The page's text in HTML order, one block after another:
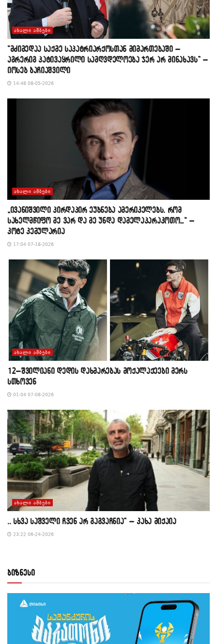
ᲐᲮᲐᲚᲘ ᲐᲛᲑᲔᲑᲘ
“მძიმედაა საქმე საპატრიარქოსთან მიმართებაში –
აგრერიგ პატივაყრილი სამღვდელოება ჯერ არ მინახავს” –
იოსებ ბაჩიაშვილი
14:48 08-05-2026
ᲐᲮᲐᲚᲘ ᲐᲛᲑᲔᲑᲘ
„ივანიშვილი პირდაპირ ეუბნება ამერიკელებს, რომ
სახელმწიფო მე ვარ და მე უნდა დამელაპარაკოთო…“ –
კოტე კემულარია
17:04 07-18-2026
ᲐᲮᲐᲚᲘ ᲐᲛᲑᲔᲑᲘ
12–შვილიანი დედის დახმარებას მოქალაქეები მერს
სთხოვენ
01:04 07-08-2026
ᲐᲮᲐᲚᲘ ᲐᲛᲑᲔᲑᲘ
,, სხვა საშველი ჩვენ არ გაგვაჩნია” – კახა მიქაია
23:22 06-24-2026
ბიზნესი